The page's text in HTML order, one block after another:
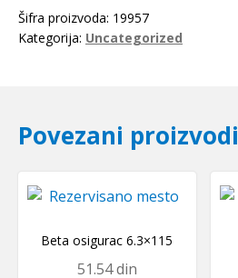
količina
Šifra proizvoda: 19957
Kategorija: Uncategorized
Povezani proizvodi
Beta osigurac 6.3×115
51.54din